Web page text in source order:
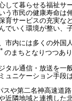
して暮らせる福祉
う市民の健康寿命は
育サービスの充実な
でいく環境が整い、
市内には多くの外国
＊ のまちとなりつつあ
タル通信・放送を
ュニケーション手段
や第二名神高速道
近隣地域と連携した